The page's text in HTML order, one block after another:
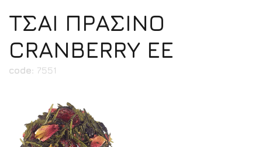
ΤΣΑΙ ΠΡΑΣΙΝΟ
CRANBERRY EΕ
code: 7551